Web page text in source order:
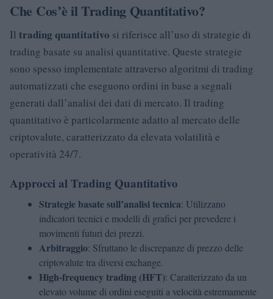
Che Cos’è il Trading Quantitativo?
Il trading quantitativo si riferisce all’uso di strategie di
trading basate su analisi quantitative. Queste strategie
sono spesso implementate attraverso algoritmi di trading
automatizzati che eseguono ordini in base a segnali
generati dall’analisi dei dati di mercato. Il trading
quantitativo è particolarmente adatto al mercato delle
criptovalute, caratterizzato da elevata volatilità e
operatività 24/7.
Approcci al Trading Quantitativo
Strategie basate sull’analisi tecnica: Utilizzano
indicatori tecnici e modelli di grafici per prevedere i
movimenti futuri dei prezzi.
Arbitraggio: Sfruttano le discrepanze di prezzo delle
criptovalute tra diversi exchange.
High-frequency trading (HFT): Caratterizzato da un
elevato volume di ordini eseguiti a velocità estremamente